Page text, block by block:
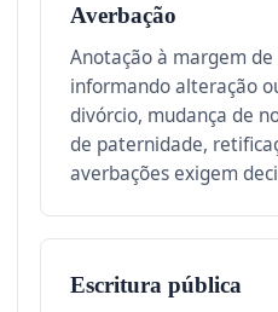
Averbação
Anotação à margem
informando alteração
divórcio, mudança de
de paternidade,
averbações exigem
Escritura pública